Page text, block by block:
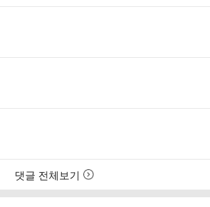
댓글 전체보기